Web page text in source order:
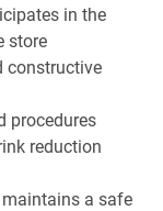
in the
store
constructive
procedures
reduction
a safe